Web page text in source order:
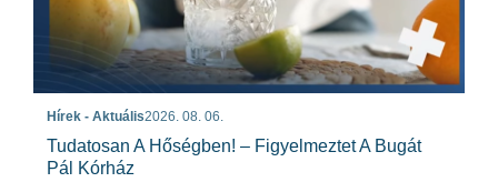
Hírek - Aktuális2026. 08. 06.
Tudatosan A Hőségben! – Figyelmeztet A Bugát
Pál Kórház